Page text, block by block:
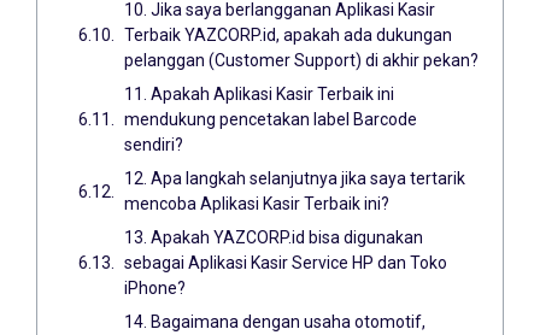
10. Jika saya berlangganan Aplikasi Kasir
Terbaik YAZCORP.id, apakah ada dukungan
pelanggan (Customer Support) di akhir pekan?
11. Apakah Aplikasi Kasir Terbaik ini
mendukung pencetakan label Barcode
sendiri?
12. Apa langkah selanjutnya jika saya tertarik
mencoba Aplikasi Kasir Terbaik ini?
13. Apakah YAZCORP.id bisa digunakan
sebagai Aplikasi Kasir Service HP dan Toko
iPhone?
14. Bagaimana dengan usaha otomotif,